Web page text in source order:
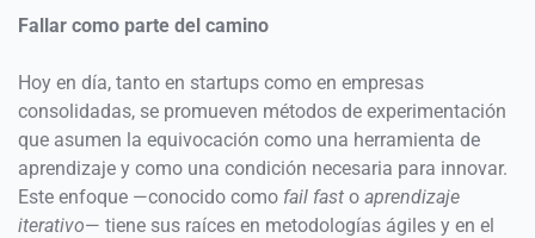
Fallar como parte del camino
Hoy en día, tanto en startups como en empresas
consolidadas, se promueven métodos de experimentación
que asumen la equivocación como una herramienta de
aprendizaje y como una condición necesaria para innovar.
Este enfoque —conocido como fail fast o aprendizaje
iterativo— tiene sus raíces en metodologías ágiles y en el